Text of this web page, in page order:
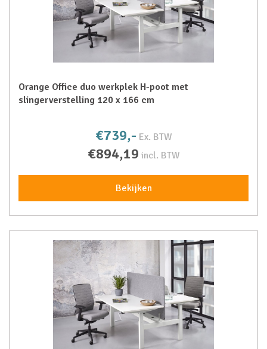
Orange Office duo werkplek H-poot met
slingerverstelling 120 x 166 cm
€739,- Ex. BTW
€894,19 incl. BTW
Bekijken